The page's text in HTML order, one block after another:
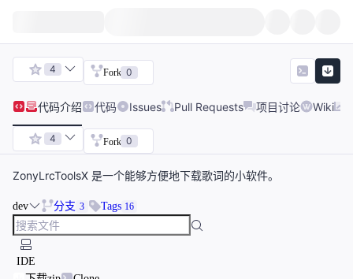
4 Fork 0
代码介绍 代码 Issues Pull Requests 项目讨论 Wiki
4 Fork 0
ZonyLrcToolsX 是一个能够方便地下载歌词的小软件。
dev 分支 3 Tags 16
IDE